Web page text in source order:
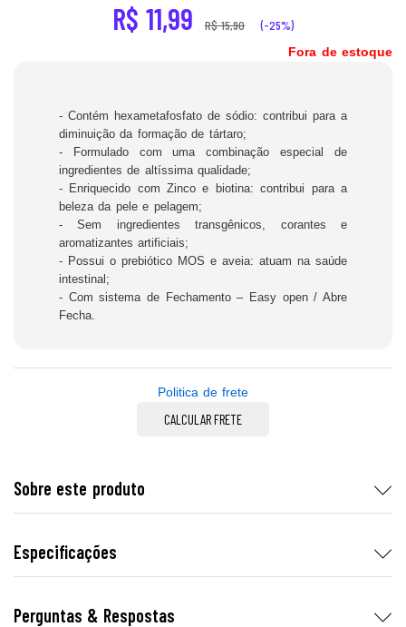
R$ 11,99 R$15,90 (-25%)
Fora de estoque
- Contém hexametafosfato de sódio: contribui para a
diminuição da formação de tártaro;
- Formulado com uma combinação especial de
ingredientes de altíssima qualidade;
- Enriquecido com Zinco e biotina: contribui para a
beleza da pele e pelagem;
- Sem ingredientes transgênicos, corantes e
aromatizantes artificiais;
- Possui o prebiótico MOS e aveia: atuam na saúde
intestinal;
- Com sistema de Fechamento – Easy open / Abre
Fecha.
Politica de frete
CALCULAR FRETE
Sobre este produto
Especificações
Perguntas & Respostas